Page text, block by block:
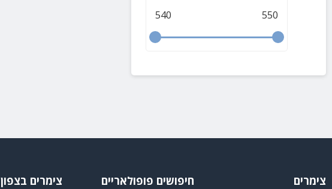
540 550
צימרים חיפושים פופולאריים צימרים בצפון